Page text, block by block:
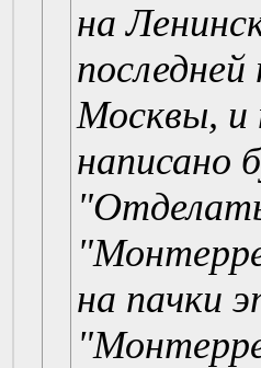
на
Москвы, и
написано
на пачки